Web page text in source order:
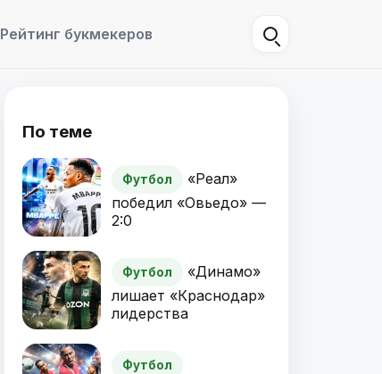
Рейтинг букмекеров
По теме
Футбол
«Реал»
победил «Овьедо» —
2:0
Футбол
«Динамо»
лишает «Краснодар»
лидерства
Футбол